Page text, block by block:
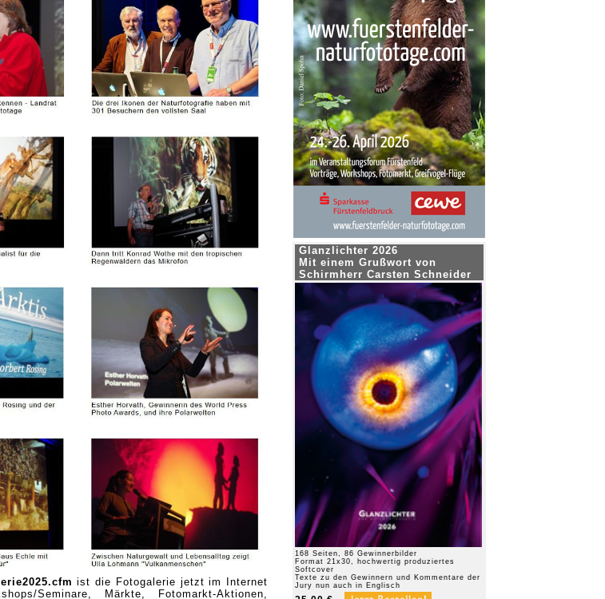
ist die Fotogalerie jetzt im Internet
Seminare, Märkte, Fotomarkt-Aktionen,
Glanzlichter 2026
Mit einem Grußwort von
Schirmherr Carsten Schneider
168 Seiten, 86 Gewinnerbilder
Format 21x30, hochwertig produziertes
Softcover
Texte zu den Gewinnern und Kommentare der
Jury nun auch in Englisch